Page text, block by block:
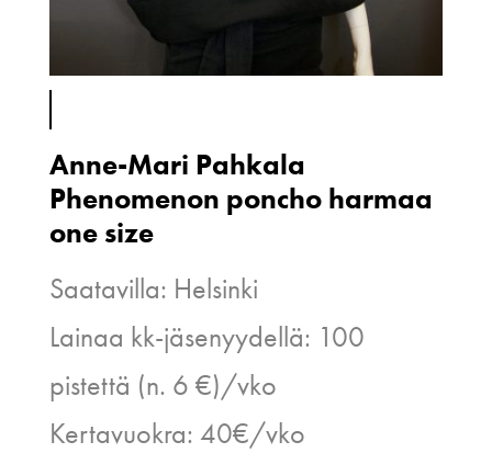
Anne-Mari Pahkala
Phenomenon poncho harmaa
one size
Saatavilla: Helsinki
Lainaa kk-jäsenyydellä: 100
pistettä (n. 6 €)/vko
Kertavuokra: 40€/vko